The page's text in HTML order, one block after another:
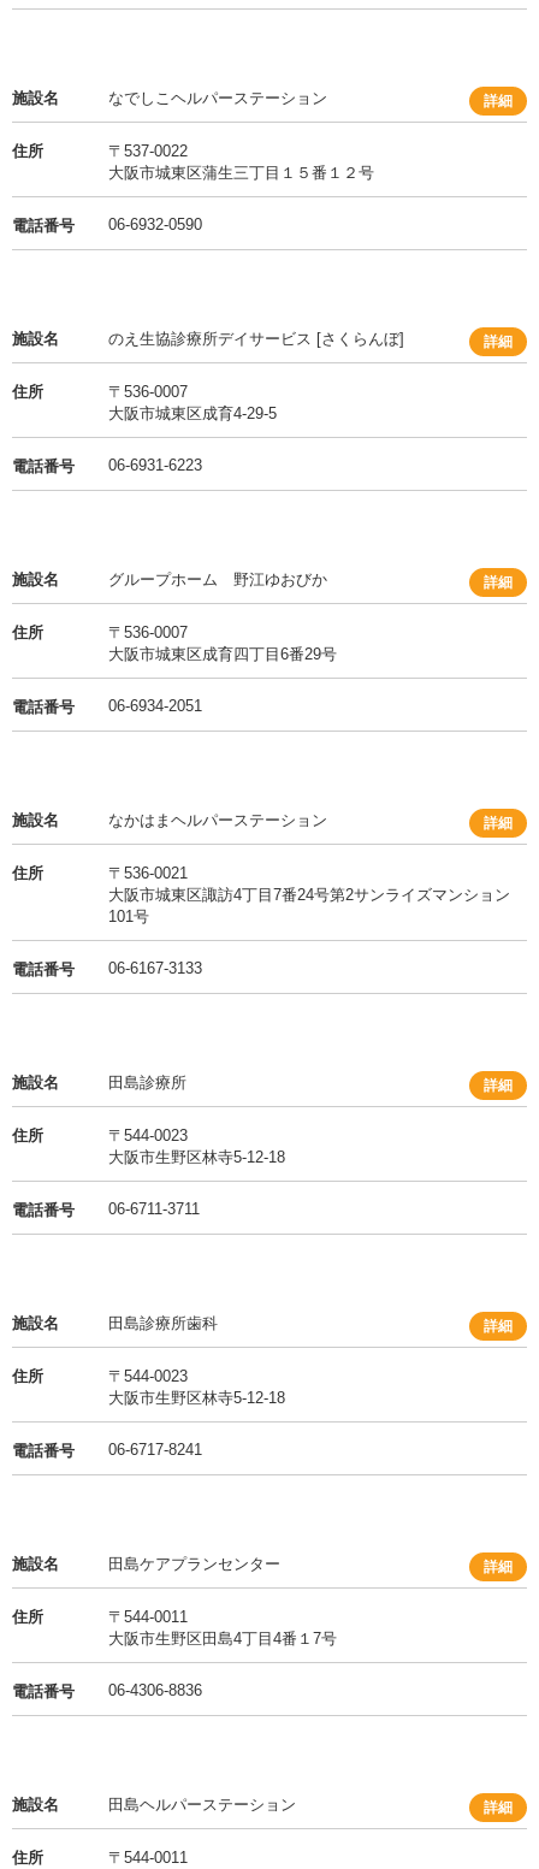
施設名 なでしこヘルパーステーション 詳細
住所
〒537-0022
大阪市城東区蒲生三丁目１５番１２号
電話番号 06-6932-0590
施設名 のえ生協診療所デイサービス [さくらんぼ] 詳細
住所
〒536-0007
大阪市城東区成育4-29-5
電話番号 06-6931-6223
施設名 グループホーム 野江ゆおびか 詳細
住所
〒536-0007
大阪市城東区成育四丁目6番29号
電話番号 06-6934-2051
施設名 なかはまヘルパーステーション 詳細
住所
〒536-0021
大阪市城東区諏訪4丁目7番24号第2サンライズマンション
101号
電話番号 06-6167-3133
施設名 田島診療所 詳細
住所
〒544-0023
大阪市生野区林寺5-12-18
電話番号 06-6711-3711
施設名 田島診療所歯科 詳細
住所
〒544-0023
大阪市生野区林寺5-12-18
電話番号 06-6717-8241
施設名 田島ケアプランセンター 詳細
住所
〒544-0011
大阪市生野区田島4丁目4番１7号
電話番号 06-4306-8836
施設名 田島ヘルパーステーション 詳細
住所
〒544-0011